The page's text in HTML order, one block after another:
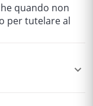
quando non
per tutelare al